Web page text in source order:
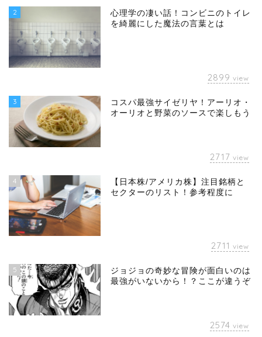
2
心理学の凄い話！コンビニのトイレ
を綺麗にした魔法の言葉とは
2899 view
3
コスパ最強サイゼリヤ！アーリオ・
オーリオと野菜のソースで楽しもう
2717 view
4
【日本株/アメリカ株】注目銘柄と
セクターのリスト！参考程度に
2711 view
5
ジョジョの奇妙な冒険が面白いのは
最強がいないから！？ここが違うぞ
2574 view